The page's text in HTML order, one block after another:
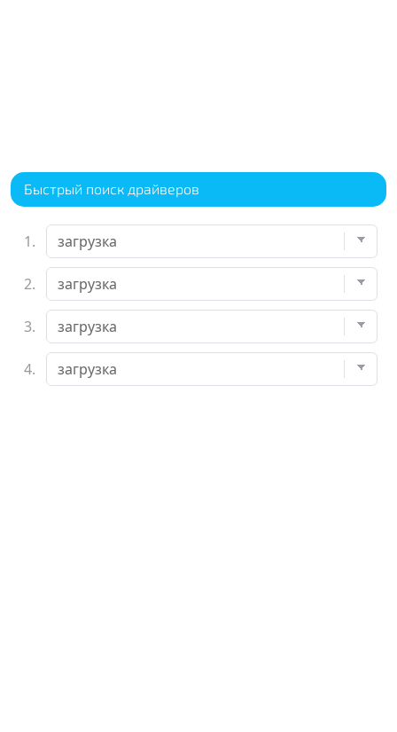
Быстрый поиск драйверов
1.
2.
3.
4.